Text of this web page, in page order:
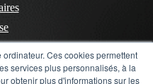
Ces cookies permettent
services plus personnalisés, à la
obtenir plus d'informations sur les